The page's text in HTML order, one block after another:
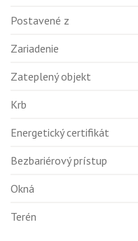
Postavené z
Zariadenie
Zateplený objekt
Krb
Energetický certifikát
Bezbariérový prístup
Okná
Terén